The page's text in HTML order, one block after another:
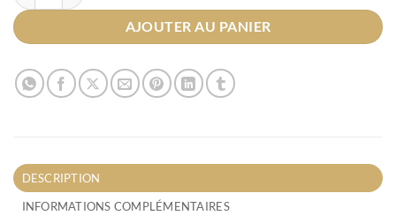
AJOUTER AU PANIER
DESCRIPTION
INFORMATIONS COMPLÉMENTAIRES